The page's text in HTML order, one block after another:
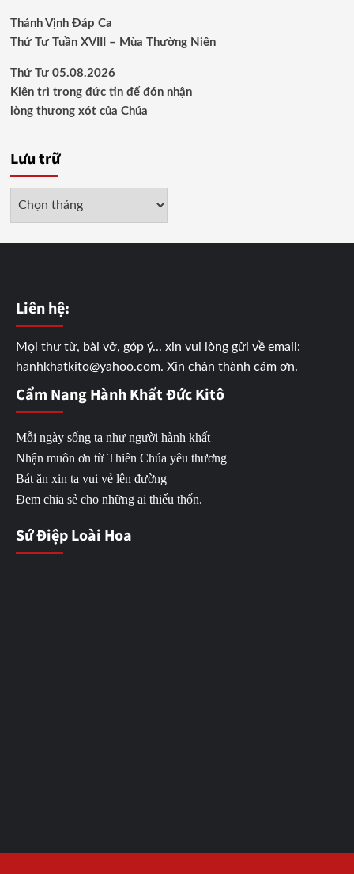
Thánh Vịnh Đáp Ca
Thứ Tư Tuần XVIII – Mùa Thường Niên
Thứ Tư 05.08.2026
Kiên trì trong đức tin để đón nhận
lòng thương xót của Chúa
Lưu trữ
Liên hệ:
Mọi thư từ, bài vở, góp ý... xin vui lòng gửi về email:
hanhkhatkito@yahoo.com. Xin chân thành cám ơn.
Cẩm Nang Hành Khất Đức Kitô
Mỗi ngày sống ta như người hành khất
Nhận muôn ơn từ Thiên Chúa yêu thương
Bát ăn xin ta vui vẻ lên đường
Đem chia sẻ cho những ai thiếu thốn.
Sứ Điệp Loài Hoa